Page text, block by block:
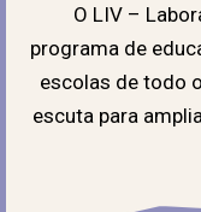
O LIV –
programa de
escolas de todo
escuta para